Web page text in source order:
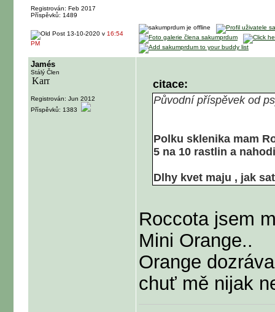
Registrován: Feb 2017
Příspěvků: 1489
13-10-2020 v 16:54
PM
Jamés
Stálý Člen
Registrován: Jun 2012
Příspěvků: 1383
citace:
Původní příspěvek od
Polku sklenika mam
5 na 10 rastlin a
Dlhy kvet maju , jak
Roccota jsem
Mini Orange..
Orange
chuť mě nijak